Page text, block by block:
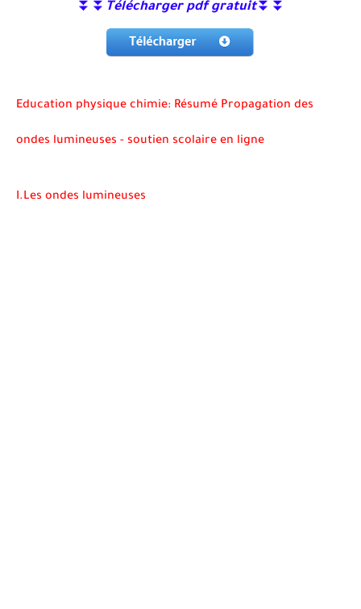
⏬⏬ Télécharger pdf gratuit⏬⏬
Education physique chimie: Résumé Propagation des
ondes lumineuses - soutien scolaire en ligne
I.Les ondes lumineuses